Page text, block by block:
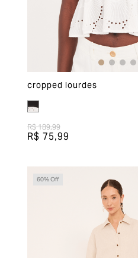
cropped lourdes
R$ 189,99
R$ 75,99
60% Off